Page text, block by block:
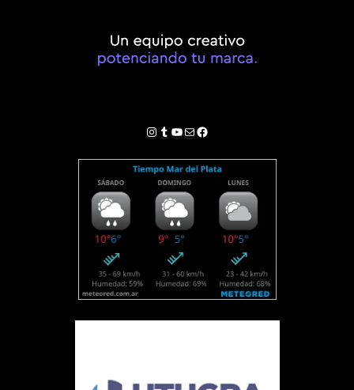
Instagram
Tumblr
YouTube
Correo electrónico
Facebook